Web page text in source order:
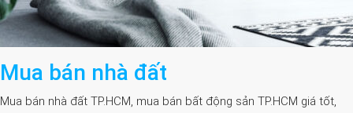
Mua bán nhà đất
Mua bán nhà đất TP.HCM, mua bán bất động sản TP.HCM giá tốt,